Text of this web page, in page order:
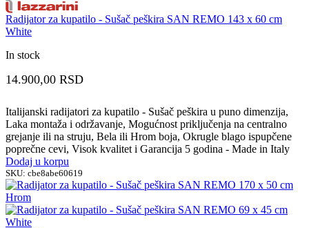
Radijator za kupatilo - Sušač peškira SAN REMO 143 x 60 cm
White
In stock
14.900,00 RSD
Italijanski radijatori za kupatilo - Sušač peškira u puno dimenzija,
Laka montaža i održavanje, Mogućnost priključenja na centralno
grejanje ili na struju, Bela ili Hrom boja, Okrugle blago ispupčene
poprečne cevi, Visok kvalitet i Garancija 5 godina - Made in Italy
Dodaj u korpu
SKU: cbe8abe60619